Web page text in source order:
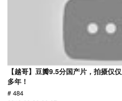
【越哥】豆瓣9.5分国产片，拍摄仅
多年！
# 484